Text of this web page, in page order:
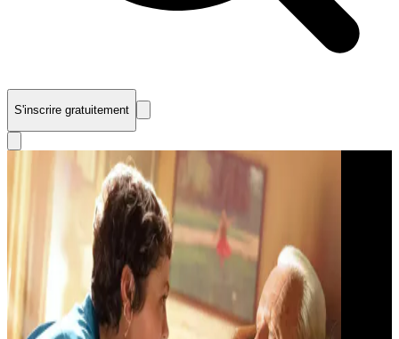
S'inscrire gratuitement